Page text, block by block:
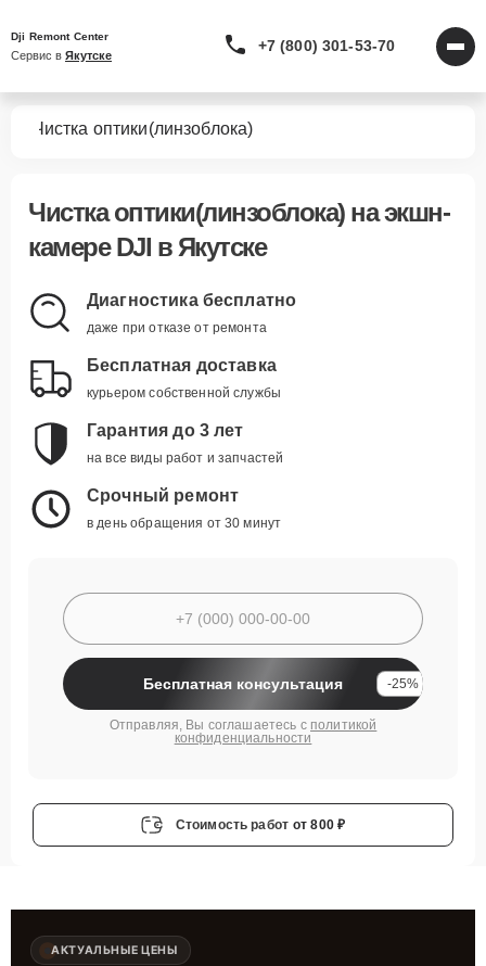
Dji Remont Center
Сервис в Якутске
+7 (800) 301-53-70
Чистка оптики(линзоблока)
Чистка оптики(линзоблока)на экшн-
камере DJI в Якутске
Диагностика бесплатно
даже при отказе от ремонта
Бесплатная доставка
курьером собственной службы
Гарантия до 3 лет
на все виды работ и запчастей
Срочный ремонт
в день обращения от 30 минут
Бесплатная консультация -25%
Отправляя, Вы соглашаетесь с политикой
конфиденциальности
Стоимость работ от 800 ₽
АКТУАЛЬНЫЕ ЦЕНЫ